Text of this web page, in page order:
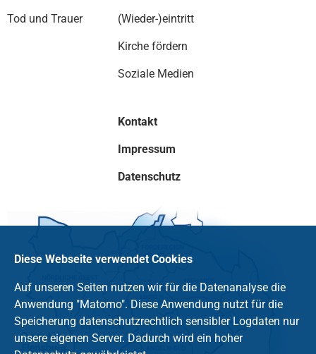
Tod und Trauer (Wieder-)eintritt
Kirche fördern
Soziale Medien
Kontakt
Impressum
Datenschutz
Diese Webseite verwendet Cookies
Auf unseren Seiten nutzen wir für die Datenanalyse die
Anwendung "Matomo". Diese Anwendung nutzt für die
Speicherung datenschutzrechtlich sensibler Logdaten nur
unsere eigenen Server. Dadurch wird ein hoher